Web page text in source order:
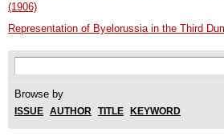
(1906)
Representation of Byelorussia in the Third
Search form
Browse by
ISSUE AUTHOR TITLE KEYWORD